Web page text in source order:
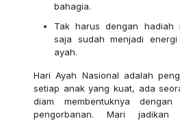
bahagia.
Tak harus dengan hadiah
saja sudah menjadi
ayah.
Hari Ayah Nasional adalah
setiap anak yang kuat, ada
diam membentuknya
pengorbanan. Mari